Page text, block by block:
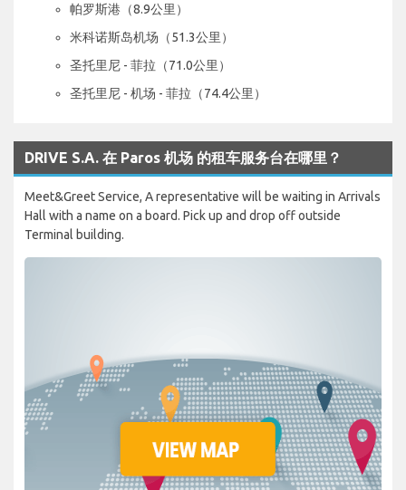
帕罗斯港（8.9公里）
米科诺斯岛机场（51.3公里）
圣托里尼 - 菲拉（71.0公里）
圣托里尼 - 机场 - 菲拉（74.4公里）
DRIVE S.A. 在 Paros 机场 的租车服务台在哪里？
Meet&Greet Service, A representative will be waiting in Arrivals
Hall with a name on a board. Pick up and drop off outside
Terminal building.